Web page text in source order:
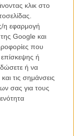
κλικ στο
η εφαρμογή
Google και
που
ή
ή να
τις σημάνσεις
σας για τους